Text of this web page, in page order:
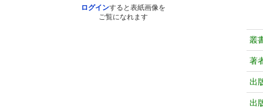
ログインすると表紙画像を
ご覧になれます
叢
著
出
出